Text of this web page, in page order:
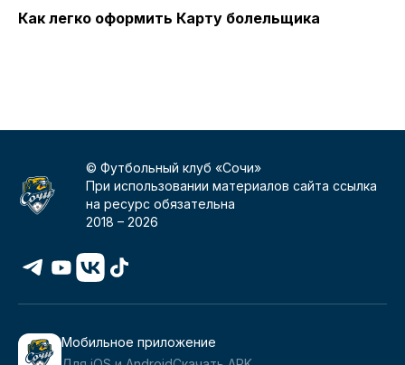
Как легко оформить Карту болельщика
© Футбольный клуб «Сочи»
При использовании материалов сайта ссылка
на ресурс обязательна
2018 –2026
Мобильное приложение